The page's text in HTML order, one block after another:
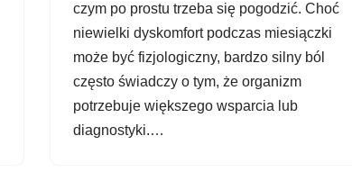
czym po prostu trzeba się pogodzić. Choć
niewielki dyskomfort podczas miesiączki
może być fizjologiczny, bardzo silny ból
często świadczy o tym, że organizm
potrzebuje większego wsparcia lub
diagnostyki.…